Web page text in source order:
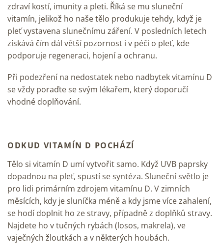
zdraví kostí, imunity a pleti. Říká se mu sluneční
vitamín, jelikož ho naše tělo produkuje tehdy, když je
pleť vystavena slunečnímu záření. V posledních letech
získává čím dál větší pozornost i v péči o pleť, kde
podporuje regeneraci, hojení a ochranu.
Při podezření na nedostatek nebo nadbytek vitamínu D
se vždy poraďte se svým lékařem, který doporučí
vhodné doplňování.
ODKUD VITAMÍN D POCHÁZÍ
Tělo si vitamín D umí vytvořit samo. Když UVB paprsky
dopadnou na pleť, spustí se syntéza. Sluneční světlo je
pro lidi primárním zdrojem vitamínu D. V zimních
měsících, kdy je sluníčka méně a kdy jsme více zahalení,
se hodí doplnit ho ze stravy, případně z doplňků stravy.
Najdete ho v tučných rybách (losos, makrela), ve
vaječných žloutkách a v některých houbách.